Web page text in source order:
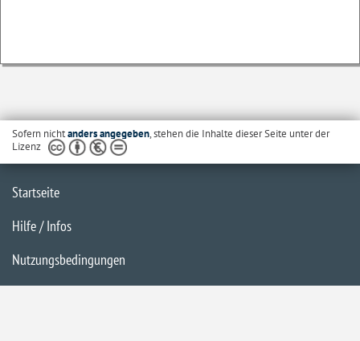
Sofern nichtanders angegeben, stehen die Inhalte dieser Seite unter der
Lizenz
Startseite
Hilfe / Infos
Nutzungsbedingungen